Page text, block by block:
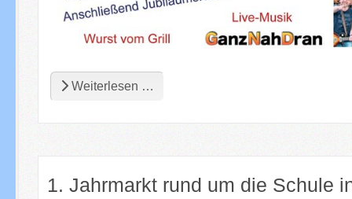
Weiterlesen …
1. Jahrmarkt rund um die Schule